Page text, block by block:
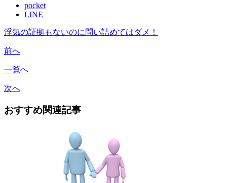
pocket
LINE
浮気の証拠もないのに問い詰めてはダメ！
前へ
一覧へ
次へ
おすすめ関連記事